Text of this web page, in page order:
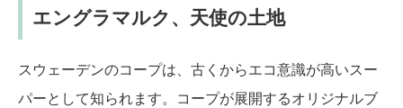
エングラマルク、天使の土地
スウェーデンのコープは、古くからエコ意識が高いスー
パーとして知られます。コープが展開するオリジナルブ